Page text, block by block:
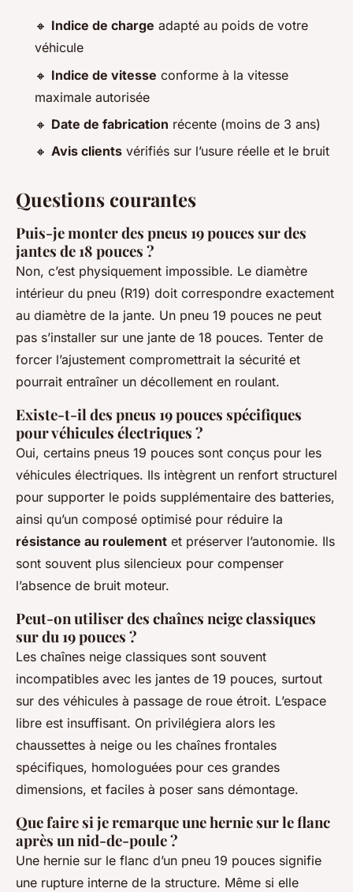
🔸 Indice de charge adapté au poids de votre
véhicule
🔸 Indice de vitesse conforme à la vitesse
maximale autorisée
🔸 Date de fabrication récente (moins de 3 ans)
🔸 Avis clients vérifiés sur l’usure réelle et le bruit
Questions courantes
Puis-je monter des pneus 19 pouces sur des
jantes de 18 pouces ?
Non, c’est physiquement impossible. Le diamètre
intérieur du pneu (R19) doit correspondre exactement
au diamètre de la jante. Un pneu 19 pouces ne peut
pas s’installer sur une jante de 18 pouces. Tenter de
forcer l’ajustement compromettrait la sécurité et
pourrait entraîner un décollement en roulant.
Existe-t-il des pneus 19 pouces spécifiques
pour véhicules électriques ?
Oui, certains pneus 19 pouces sont conçus pour les
véhicules électriques. Ils intègrent un renfort structurel
pour supporter le poids supplémentaire des batteries,
ainsi qu’un composé optimisé pour réduire la
résistance au roulement et préserver l’autonomie. Ils
sont souvent plus silencieux pour compenser
l’absence de bruit moteur.
Peut-on utiliser des chaînes neige classiques
sur du 19 pouces ?
Les chaînes neige classiques sont souvent
incompatibles avec les jantes de 19 pouces, surtout
sur des véhicules à passage de roue étroit. L’espace
libre est insuffisant. On privilégiera alors les
chaussettes à neige ou les chaînes frontales
spécifiques, homologuées pour ces grandes
dimensions, et faciles à poser sans démontage.
Que faire si je remarque une hernie sur le flanc
après un nid-de-poule ?
Une hernie sur le flanc d’un pneu 19 pouces signifie
une rupture interne de la structure. Même si elle